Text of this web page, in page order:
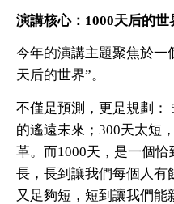
演講核心：1000天后的世
今年的演講主題聚焦於
天后的世界”。
不僅是預測，更是規劃：
的遙遠未來；300天太短
革。而1000天，是一個
長，長到讓我們每個人有
又足夠短，短到讓我們